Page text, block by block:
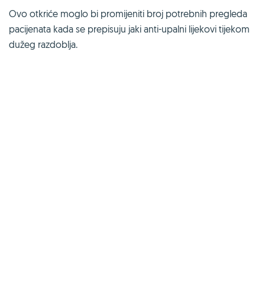
Ovo otkriće moglo bi promijeniti broj potrebnih pregleda
pacijenata kada se prepisuju jaki anti-upalni lijekovi tijekom
dužeg razdoblja.